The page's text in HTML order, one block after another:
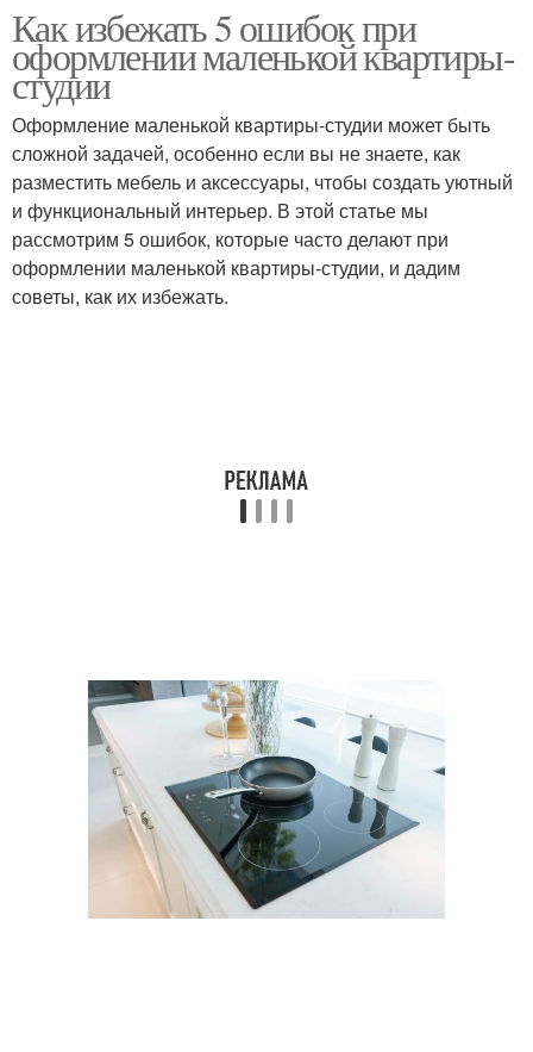
Как избежать 5 ошибок при
оформлении маленькой квартиры-
студии
Оформление маленькой квартиры-студии может быть
сложной задачей, особенно если вы не знаете, как
разместить мебель и аксессуары, чтобы создать уютный
и функциональный интерьер. В этой статье мы
рассмотрим 5 ошибок, которые часто делают при
оформлении маленькой квартиры-студии, и дадим
советы, как их избежать.